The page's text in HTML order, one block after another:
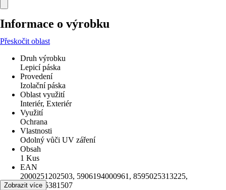
Informace o výrobku
Přeskočit oblast
Druh výrobku
Lepicí páska
Provedení
Izolační páska
Oblast využití
Interiér, Exteriér
Využití
Ochrana
Vlastnosti
Odolný vůči UV záření
Obsah
1 Kus
EAN
2000251202503, 5906194000961, 8595025313225,
8595025381507
Zobrazit více